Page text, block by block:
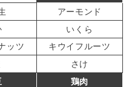
アーモンド
いくら
ッツ
キウイフルーツ
さけ
鶏肉